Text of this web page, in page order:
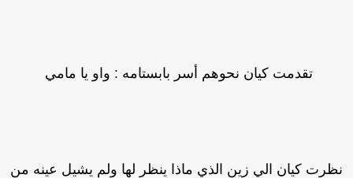
تقدمت كيان نحوهم أسر بابستامه : واو يا مامي
كيان الي زين الذي ماذا ينظر لها ولم يشيل عينه من